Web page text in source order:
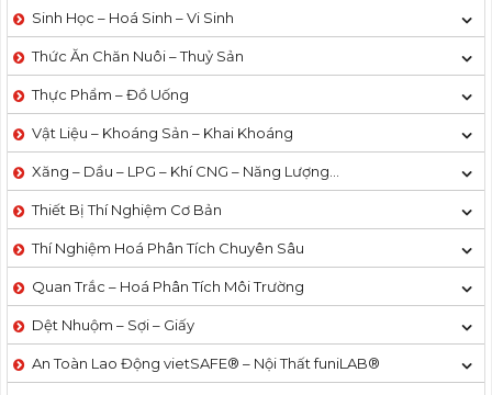
Sinh Học – Hoá Sinh – Vi Sinh
Thức Ăn Chăn Nuôi – Thuỷ Sản
Thực Phẩm – Đồ Uống
Vật Liệu – Khoáng Sản – Khai Khoáng
Xăng – Dầu – LPG – Khí CNG – Năng Lượng…
Thiết Bị Thí Nghiệm Cơ Bản
Thí Nghiệm Hoá Phân Tích Chuyên Sâu
Quan Trắc – Hoá Phân Tích Môi Trường
Dệt Nhuộm – Sợi – Giấy
An Toàn Lao Động vietSAFE® – Nội Thất funiLAB®